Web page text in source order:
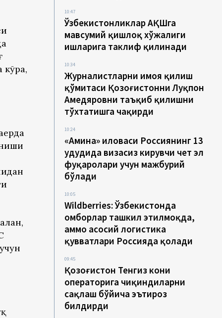
кўра,
10:47
Ўзбекистонликлар АҚШга
мавсумий қишлоқ хўжалиги
ишларига таклиф қилинади
10:34
Журналистларни ҳимоя қилиш
қўмитаси Қозоғистонни Луқпон
Аҳмедяровни таъқиб қилишни
тўхтатишга чақирди
10:24
«Амина» иловаси Россиянинг 13
ҳудудида визасиз кирувчи чет эл
фуқаролари учун мажбурий
бўлади
10:05
Wildberries: Ўзбекистонда
омборлар ташкил этилмоқда,
аммо асосий логистика
қувватлари Россияда қолади
09:45
Қозоғистон Тенгиз кони
операторига чиқиндиларни
сақлаш бўйича эътироз
билдирди